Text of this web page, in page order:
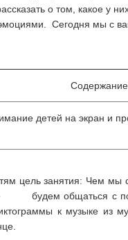
о том, какое у
Сегодня мы с
Содержание
детей на экран и
цель занятия: Чем
· будем общаться с
к музыке